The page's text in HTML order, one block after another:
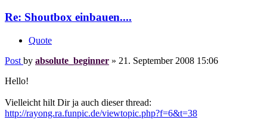
Re: Shoutbox einbauen....
Quote
Post by absolute_beginner » 21. September 2008 15:06
Hello!
Vielleicht hilt Dir ja auch dieser thread:
http://rayong.ra.funpic.de/viewtopic.php?f=6&t=38